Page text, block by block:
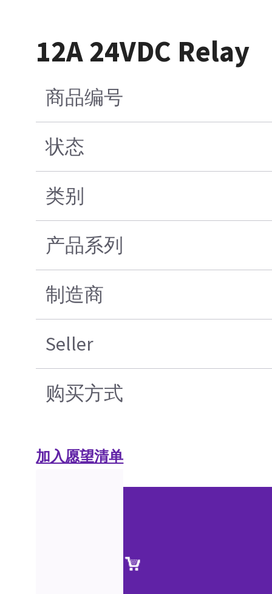
12A 24VDC Relay
商品编号
状态
类别
产品系列
制造商
Seller
购买方式
加入愿望清单